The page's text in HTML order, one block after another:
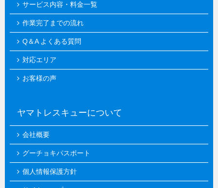
サービス内容・料金一覧
作業完了までの流れ
Q＆A よくある質問
対応エリア
お客様の声
ヤマトレスキューについて
会社概要
グーチョキパスポート
個人情報保護方針